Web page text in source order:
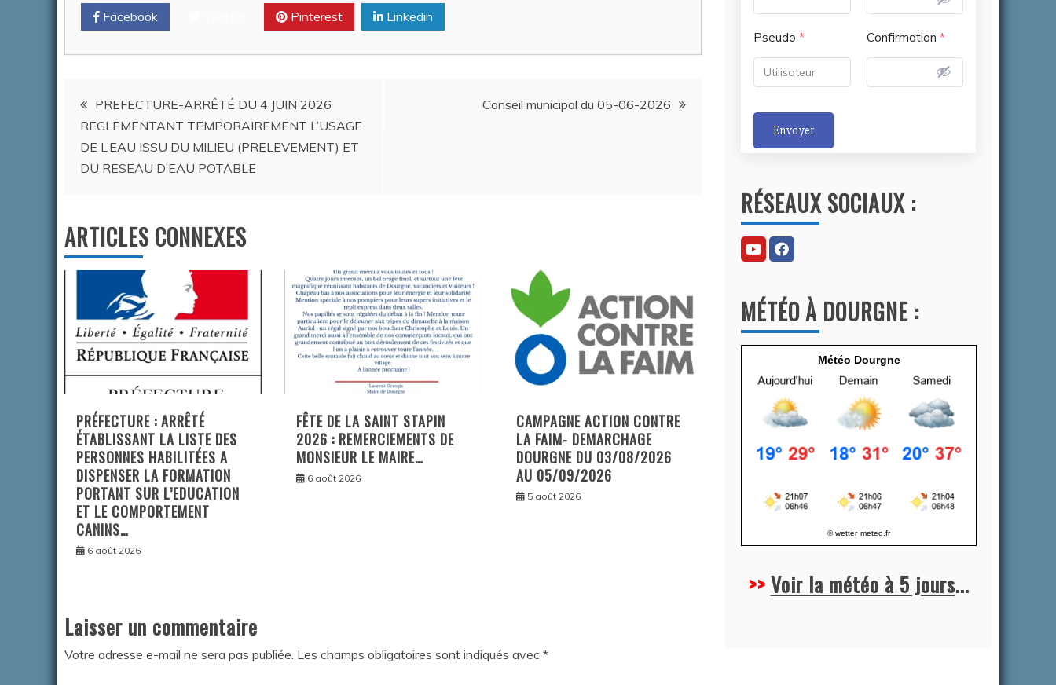
Facebook Pinterest Linkedin
Navigation
de
l’article
PREFECTURE-ARRÊTÉ DU 4 JUIN 2026
REGLEMENTANT TEMPORAIREMENT L’USAGE
DE L’EAU ISSU DU MILIEU (PRELEVEMENT) ET
DU RESEAU D’EAU POTABLE
Conseil municipal du 05-06-2026
ARTICLES CONNEXES
PRÉFECTURE : ARRÊTÉ
ÉTABLISSANT LA LISTE DES
PERSONNES HABILITÉES A
DISPENSER LA FORMATION
PORTANT SUR L’EDUCATION
ET LE COMPORTEMENT
CANINS…
6 août 2026
FÊTE DE LA SAINT STAPIN
2026 : REMERCIEMENTS DE
MONSIEUR LE MAIRE…
6 août 2026
CAMPAGNE ACTION CONTRE
LA FAIM- DEMARCHAGE
DOURGNE DU 03/08/2026
AU 05/09/2026
5 août 2026
Laisser un commentaire
Votre adresse e-mail ne sera pas publiée. Les champs obligatoires sont indiqués avec *
Pseudo * Confirmation *
Envoyer
t
e
r
n
t
i
v
RÉSEAUX SOCIAUX :
MÉTÉO À DOURGNE :
Météo Dourgne
© wetter meteo.fr
>>Voir la météo à 5 jours...